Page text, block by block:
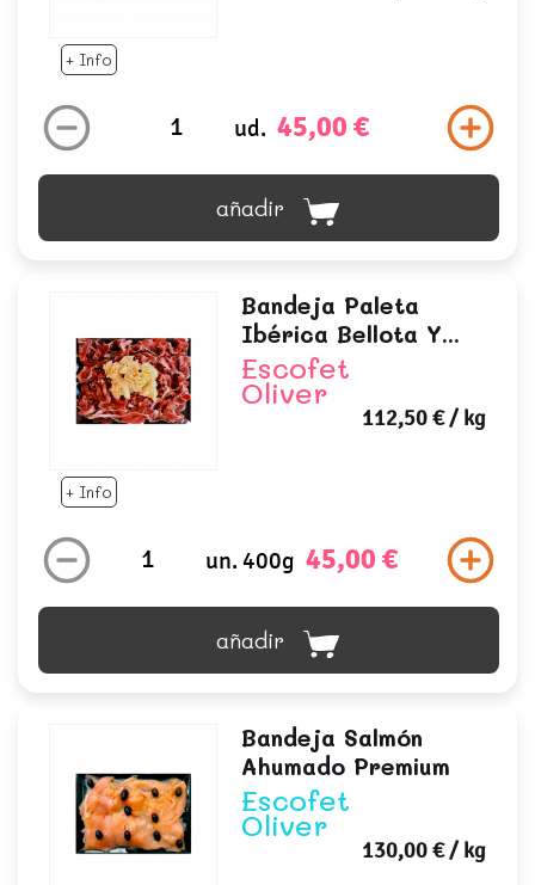
+ Info
ud. 45,00 €
añadir
+ Info
Bandeja Paleta
Ibérica Bellota Y...
Escofet
Oliver
112,50 €/ kg
un. 400g 45,00 €
añadir
Bandeja Salmón
Ahumado Premium
Escofet
Oliver
130,00 €/ kg